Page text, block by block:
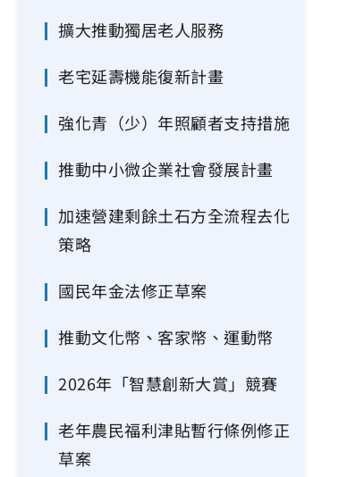
擴大推動獨居老人服務
老宅延壽機能復新計畫
強化青（少）年照顧者支持措施
推動中小微企業社會發展計畫
加速營建剩餘土石方全流程去化
策略
國民年金法修正草案
推動文化幣、客家幣、運動幣
2026年「智慧創新大賞」競賽
老年農民福利津貼暫行條例修正
草案